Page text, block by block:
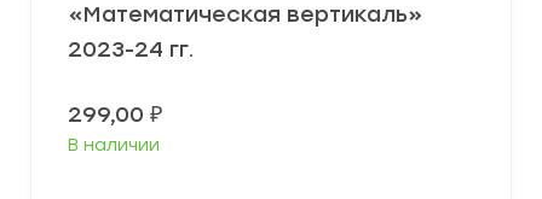
«Математическая вертикаль»
2023-24 гг.
299,00 ₽
В наличии